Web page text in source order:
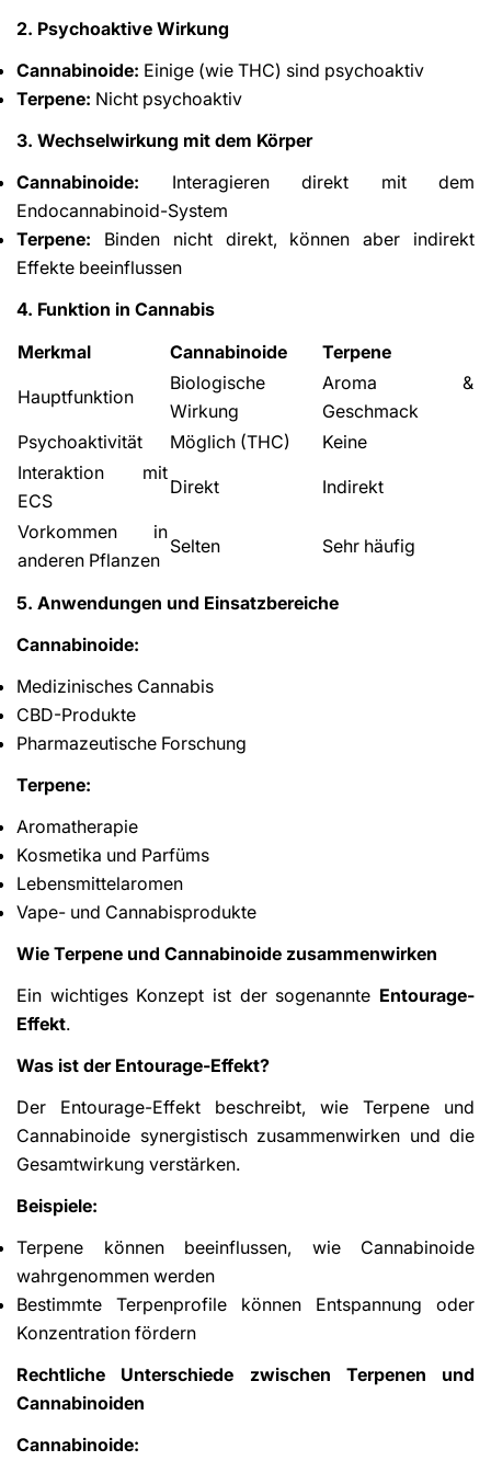
2. Psychoaktive Wirkung
Cannabinoide: Einige (wie THC) sind psychoaktiv
Terpene: Nicht psychoaktiv
3. Wechselwirkung mit dem Körper
Cannabinoide: Interagieren direkt mit dem
Endocannabinoid-System
Terpene: Binden nicht direkt, können aber indirekt
Effekte beeinflussen
4. Funktion in Cannabis
Merkmal
Cannabinoide Terpene
Hauptfunktion
Biologische
Wirkung
Aroma &
Geschmack
Psychoaktivität
Möglich (THC)
Keine
Interaktion mit
ECS
Direkt Indirekt
Vorkommen in
anderen Pflanzen
Selten Sehr häufig
5. Anwendungen und Einsatzbereiche
Cannabinoide:
Medizinisches Cannabis
CBD-Produkte
Pharmazeutische Forschung
Terpene:
Aromatherapie
Kosmetika und Parfüms
Lebensmittelaromen
Vape- und Cannabisprodukte
Wie Terpene und Cannabinoide zusammenwirken
Ein wichtiges Konzept ist der sogenannte Entourage-
Effekt.
Was ist der Entourage-Effekt?
Der Entourage-Effekt beschreibt, wie Terpene und
Cannabinoide synergistisch zusammenwirken und die
Gesamtwirkung verstärken.
Beispiele:
Terpene können beeinflussen, wie Cannabinoide
wahrgenommen werden
Bestimmte Terpenprofile können Entspannung oder
Konzentration fördern
Rechtliche Unterschiede zwischen Terpenen und
Cannabinoiden
Cannabinoide: